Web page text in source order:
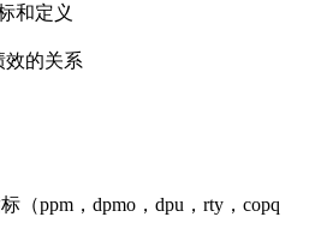
和定义
效的关系
（ppm，dpmo，dpu，rty，copq